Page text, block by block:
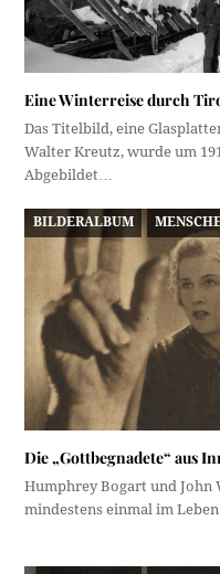
Eine Winterreise durch
Das Titelbild, eine
Walter Kreutz, wurde um
Abgebildet…
BILDERALBUM
Die „Gottbegnadete“ aus
Humphrey Bogart und John
mindestens einmal im